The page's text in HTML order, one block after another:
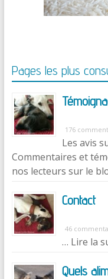
Pages les plus
176
Les avis
Commentaires et
nos lecteurs sur le
Contact
46
… Lire la
Quels